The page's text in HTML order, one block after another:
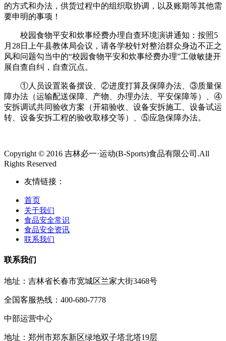
的方式和办法，供货过程中的组织取协调，以及账期等其他需
要申明的事项！
校园食物平安和炊事经费办理自查环境演讲通知：按照5
月28日上午县教体局会议，请各学校针对整治群众身边不正之
风和问题勾当中的“校园食物平安和炊事经费办理”工做敏捷开
展自查自纠，自查沉点。
①人员设置装备摆设、②进度打算及保障办法、③质量保
障办法（运输配送保障、产物、办理办法、平安保障等）、④
安拆调试共同验收方案（开箱验收、设备安拆施工、设备试运
转、设备安拆工程的验收取移交等）、⑤应急保障办法。
Copyright © 2016 吉林必一·运动(B-Sports)食品有限公司.All
Rights Reserved
友情链接：
首页
关于我们
食品安全常识
食品安全资讯
联系我们
联系我们
地址：吉林省长春市宽城区兰家大街3468号
全国客服热线：400-680-7778
中部运营中心
地址：郑州市郑东新区绿地双子塔北塔19层